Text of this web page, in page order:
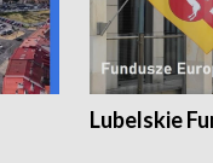
Lubelskie